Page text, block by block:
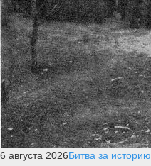
6 августа 2026Битва за историю